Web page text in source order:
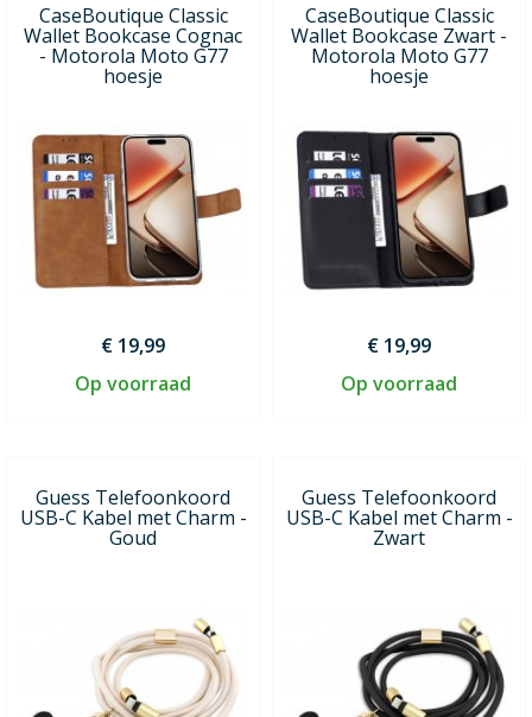
CaseBoutique Classic
Wallet Bookcase Cognac
- Motorola Moto G77
hoesje
€ 19,99
Op voorraad
CaseBoutique Classic
Wallet Bookcase Zwart -
Motorola Moto G77
hoesje
€ 19,99
Op voorraad
Guess Telefoonkoord
USB-C Kabel met Charm -
Goud
Guess Telefoonkoord
USB-C Kabel met Charm -
Zwart